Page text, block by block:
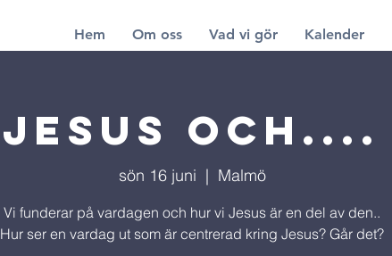
Hem Om oss Vad vi gör Kalender
Jesus och....
sön 16 juni
  |
Malmö
Vi funderar på vardagen och hur vi Jesus är en del av den..
Hur ser en vardag ut som är centrerad kring Jesus? Går det?